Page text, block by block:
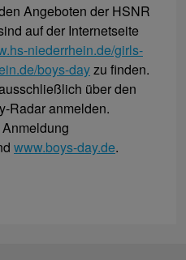
Angeboten der HSNR
auf der Internetseite
niederrhein.de/girls-
boys-dayzu finden.
über den
Radar anmelden.
www.boys-day.de.